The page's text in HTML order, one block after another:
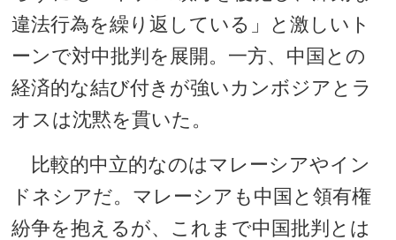
違法行為を繰り返している」と激しいト
ーンで対中批判を展開。一方、中国との
経済的な結び付きが強いカンボジアとラ
オスは沈黙を貫いた。
比較的中立的なのはマレーシアやイン
ドネシアだ。マレーシアも中国と領有権
紛争を抱えるが、これまで中国批判とは